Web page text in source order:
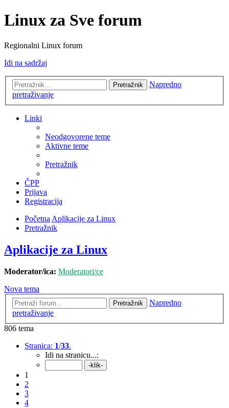
Linux za Sve forum
Regionalni Linux forum
Idi na sadržaj
Pretražnik
Napredno
pretraživanje
Linki
Neodgovorene teme
Aktivne teme
Pretražnik
ČPP
Prijava
Registracija
PočetnaAplikacije za Linux
Pretražnik
Aplikacije za Linux
Moderator/ica: Moderatori/ce
Nova tema
Pretražnik
Napredno
pretraživanje
806 tema
Stranica: 1/33.
Idi na stranicu...:
1
2
3
4